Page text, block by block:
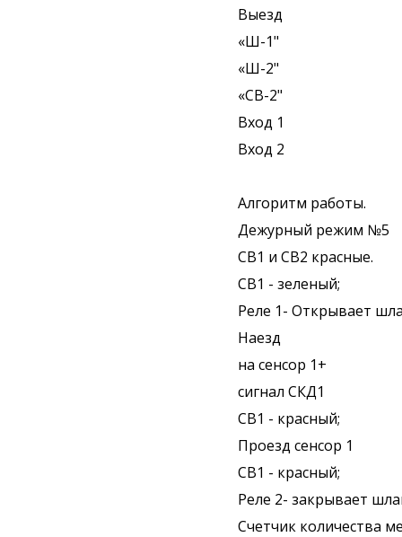
Выезд
«Ш-1"
«Ш-2"
«СВ-2"
Вход 1
Вход 2
Алгоритм работы.
Дежурный режим №5
СВ1 и СВ2 красные.
СВ1 - зеленый;
Реле 1- Открывает
Наезд
на сенсор 1+
сигнал СКД1
СВ1 - красный;
Проезд сенсор 1
СВ1 - красный;
Реле 2- закрывает
Счетчик количества